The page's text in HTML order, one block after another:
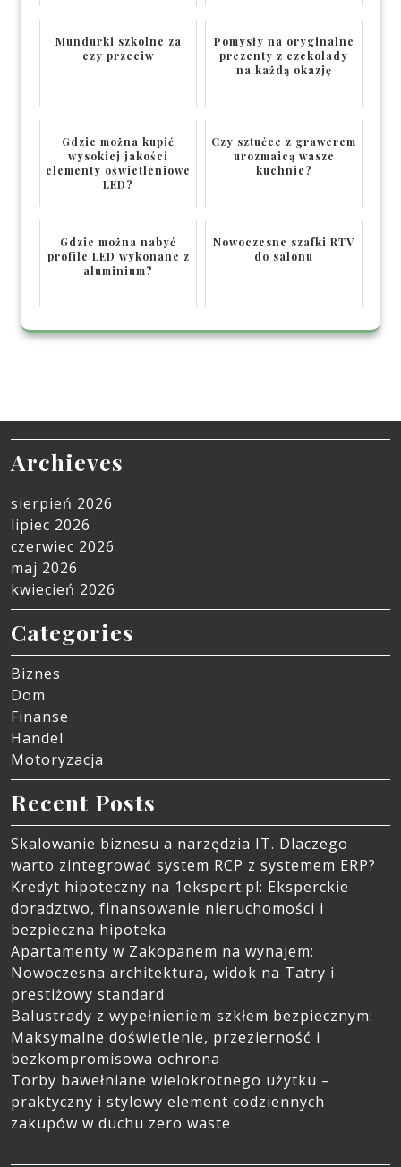
Mundurki szkolne za
czy przeciw
Pomysły na oryginalne
prezenty z czekolady
na każdą okazję
Gdzie można kupić
wysokiej jakości
elementy oświetleniowe
LED?
Czy sztućce z grawerem
urozmaicą wasze
kuchnie?
Gdzie można nabyć
profile LED wykonane z
aluminium?
Nowoczesne szafki RTV
do salonu
Archieves
sierpień 2026
lipiec 2026
czerwiec 2026
maj 2026
kwiecień 2026
Categories
Biznes
Dom
Finanse
Handel
Motoryzacja
Recent Posts
Skalowanie biznesu a narzędzia IT. Dlaczego
warto zintegrować system RCP z systemem ERP?
Kredyt hipoteczny na 1ekspert.pl: Eksperckie
doradztwo, finansowanie nieruchomości i
bezpieczna hipoteka
Apartamenty w Zakopanem na wynajem:
Nowoczesna architektura, widok na Tatry i
prestiżowy standard
Balustrady z wypełnieniem szkłem bezpiecznym:
Maksymalne doświetlenie, przezierność i
bezkompromisowa ochrona
Torby bawełniane wielokrotnego użytku –
praktyczny i stylowy element codziennych
zakupów w duchu zero waste